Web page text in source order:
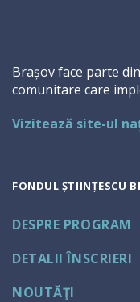
Brașov face parte
comunitare care
Vizitează site-ul
FONDUL ȘTIINȚESCU
DESPRE PROGRAM
DETALII ÎNSCRIERI
NOUTĂŢI